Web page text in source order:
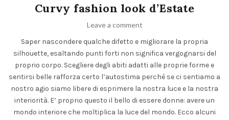
Curvy fashion look d’Estate
Leave a comment
Saper nascondere qualche difetto e migliorare la propria
silhouette, esaltando punti forti non significa vergognarsi del
proprio corpo. Scegliere degli abiti adatti alle proprie forme e
sentirsi belle rafforza certo l’autostima perché se ci sentiamo a
nostro agio siamo libere di esprimere la nostra luce e la nostra
interiorità. E’ proprio questo il bello di essere donne: avere un
mondo interiore che moltiplica la luce del mondo. Ecco alcuni